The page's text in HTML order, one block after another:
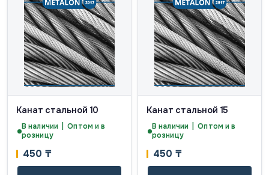
Канат стальной 10
В наличии | Оптом и в
розницу
450 ₸
Канат стальной 15
В наличии | Оптом и в
розницу
450 ₸